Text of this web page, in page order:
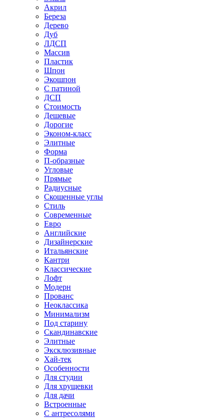
Акрил
Береза
Дерево
Дуб
ЛДСП
Массив
Пластик
Шпон
Экошпон
С патиной
ДСП
Стоимость
Дешевые
Дорогие
Эконом-класс
Элитные
Форма
П-образные
Угловые
Прямые
Радиусные
Скошенные углы
Стиль
Современные
Евро
Английские
Дизайнерские
Итальянские
Кантри
Классические
Лофт
Модерн
Прованс
Неоклассика
Минимализм
Под старину
Скандинавские
Элитные
Эксклюзивные
Хай-тек
Особенности
Для студии
Для хрущевки
Для дачи
Встроенные
С антресолями